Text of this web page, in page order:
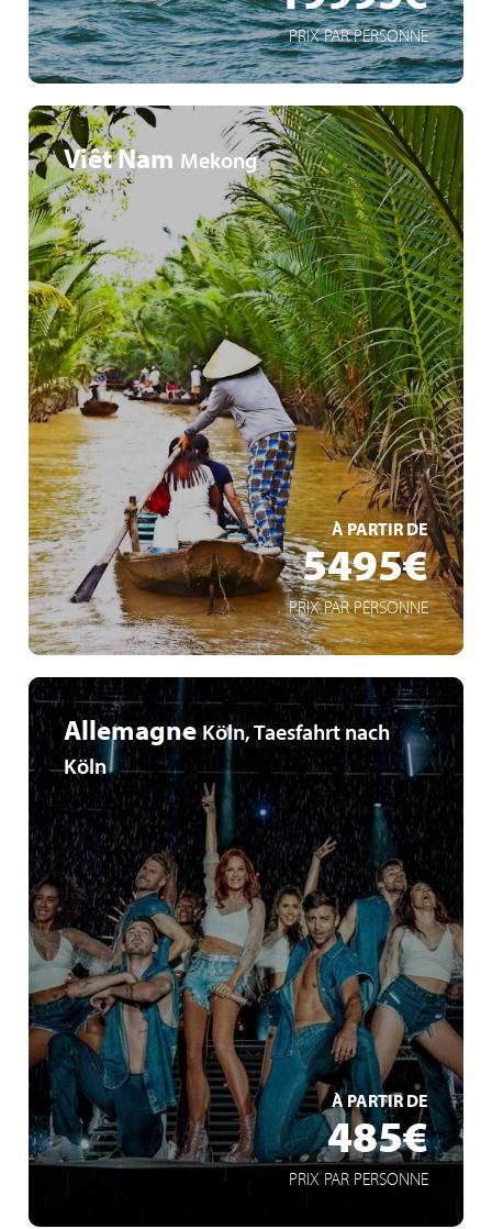
PRIX PAR PERSONNE
Viêt Nam Mekong
À PARTIR DE
5495€
PRIX PAR PERSONNE
Tempelanlagen von Angkor Wat
Kreuzfahrt von Vietnam nach Kambodscha
Kulturelle Höhepunkte Südostasiens: Entdeckung der
historischen Städte Saigon, Phnom Penh und Angkor
EN SAVOIR +
Allemagne Köln, Taesfahrt nach
Köln
À PARTIR DE
485€
PRIX PAR PERSONNE
Köln
Arenatour
Spektakuläre Liveshow
EN SAVOIR +